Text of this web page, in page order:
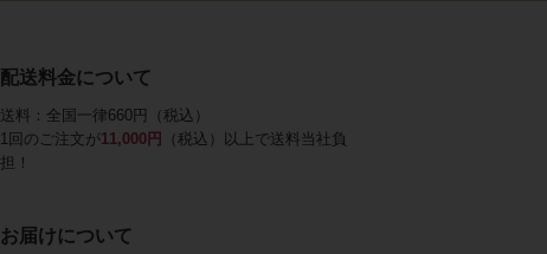
配送料金について
送料：全国一律660円（税込）
1回のご注文が11,000円
（税込）以上で送料当社負
担！
お届けについて